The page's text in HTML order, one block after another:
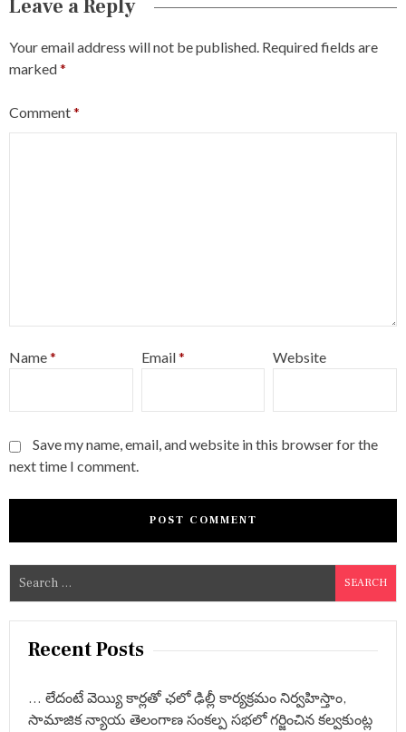
Leave a Reply
Your email address will not be published. Required fields are
marked*
Comment*
Name* Email* Website
Save my name, email, and website in this browser for the
next time I comment.
e
a
Recent Posts
… లేదంటే వెయ్యి కార్లతో ఛలో ఢిల్లీ కార్యక్రమం నిర్వహిస్తాం,
సామాజిక న్యాయ తెలంగాణ సంకల్ప సభలో గర్జించిన కల్వకుంట్ల